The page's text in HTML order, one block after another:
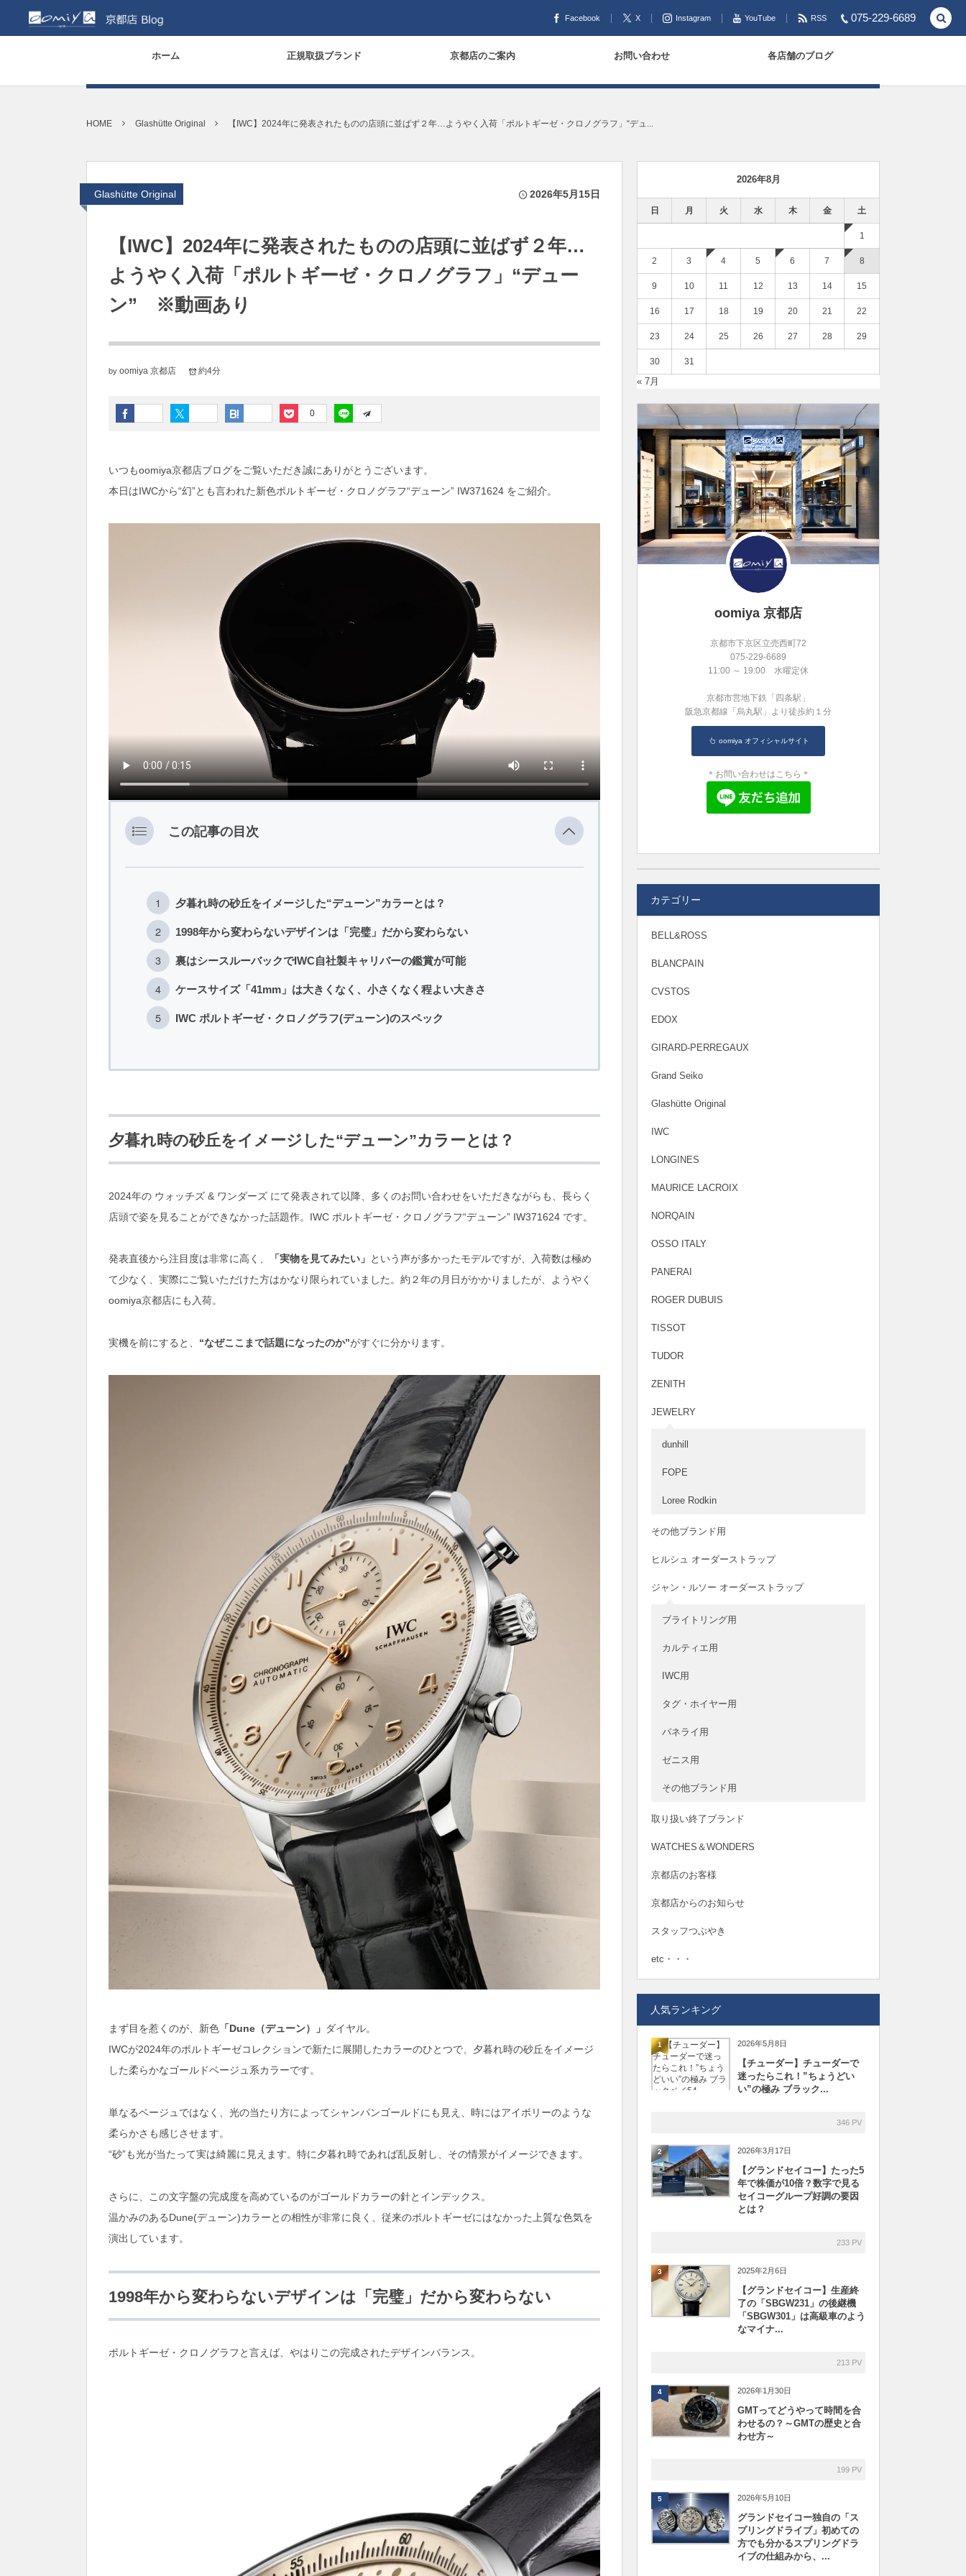
075-229-6689
Facebook X Instagram YouTube RSS
ホーム 正規取扱ブランド 京都店のご案内 お問い合わせ 各店舗のブログ
HOME Glashütte Original 【IWC】2024年に発表されたものの店頭に並ばず２年…ようやく入荷「ポルトギーゼ・クロノグラフ」“デュ...
Glashütte Original 2026年5月15日
【IWC】2024年に発表されたものの店頭に並ばず２年…
ようやく入荷「ポルトギーゼ・クロノグラフ」“デュー
ン” ※動画あり
by oomiya 京都店 約4分
0
いつもoomiya京都店ブログをご覧いただき誠にありがとうございます。
本日はIWCから“幻”とも言われた新色ポルトギーゼ・クロノグラフ“デューン” IW371624 をご紹介。
この記事の目次
夕暮れ時の砂丘をイメージした“デューン”カラーとは？
1998年から変わらないデザインは「完璧」だから変わらない
裏はシースルーバックでIWC自社製キャリバーの鑑賞が可能
ケースサイズ「41mm」は大きくなく、小さくなく程よい大きさ
IWC ポルトギーゼ・クロノグラフ(デューン)のスペック
夕暮れ時の砂丘をイメージした“デューン”カラーとは？
2024年の ウォッチズ & ワンダーズ にて発表されて以降、多くのお問い合わせをいただきながらも、長らく
店頭で姿を見ることができなかった話題作。IWC ポルトギーゼ・クロノグラフ“デューン” IW371624 です。
発表直後から注目度は非常に高く、 「実物を見てみたい」 という声が多かったモデルですが、入荷数は極め
て少なく、実際にご覧いただけた方はかなり限られていました。約２年の月日がかかりましたが、ようやく
oomiya京都店にも入荷。
実機を前にすると、 “なぜここまで話題になったのか”がすぐに分かります。
まず目を惹くのが、新色 「Dune（デューン）」 ダイヤル。
IWCが2024年のポルトギーゼコレクションで新たに展開したカラーのひとつで、夕暮れ時の砂丘をイメージ
した柔らかなゴールドベージュ系カラーです。
単なるベージュではなく、光の当たり方によってシャンパンゴールドにも見え、時にはアイボリーのような
柔らかさも感じさせます。
“砂”も光が当たって実は綺麗に見えます。特に夕暮れ時であれば乱反射し、その情景がイメージできます。
さらに、この文字盤の完成度を高めているのがゴールドカラーの針とインデックス。
温かみのあるDune(デューン)カラーとの相性が非常に良く、従来のポルトギーゼにはなかった上質な色気を
演出しています。
1998年から変わらないデザインは「完璧」だから変わらない
ポルトギーゼ・クロノグラフと言えば、やはりこの完成されたデザインバランス。
2026年8月
日 月 火 水 木 金 土
1
2 3 4 5 6 7 8
9 10 11 12 13 14 15
16 17 18 19 20 21 22
23 24 25 26 27 28 29
30 31
« 7月
oomiya 京都店
京都市下京区立売西町72
075-229-6689
11:00 ～ 19:00 水曜定休
京都市営地下鉄「四条駅」
阪急京都線「烏丸駅」より徒歩約１分
oomiya オフィシャルサイト
＊お問い合わせはこちら＊
カテゴリー
BELL&ROSS
BLANCPAIN
CVSTOS
EDOX
GIRARD-PERREGAUX
Grand Seiko
Glashütte Original
IWC
LONGINES
MAURICE LACROIX
NORQAIN
OSSO ITALY
PANERAI
ROGER DUBUIS
TISSOT
TUDOR
ZENITH
JEWELRY
dunhill
FOPE
Loree Rodkin
その他ブランド用
ヒルシュ オーダーストラップ
ジャン・ルソー オーダーストラップ
ブライトリング用
カルティエ用
IWC用
タグ・ホイヤー用
パネライ用
ゼニス用
その他ブランド用
取り扱い終了ブランド
WATCHES＆WONDERS
京都店のお客様
京都店からのお知らせ
スタッフつぶやき
etc・・・
人気ランキング
1 2026年5月8日
【チューダー】チューダーで
迷ったらこれ！”ちょうどい
い”の極み ブラック...
346 PV
2 2026年3月17日
【グランドセイコー】たった5
年で株価が10倍？数字で見る
セイコーグループ好調の要因
とは？
233 PV
3 2025年2月6日
【グランドセイコー】生産終
了の「SBGW231」の後継機
「SBGW301」は高級車のよう
なマイナ...
213 PV
4 2026年1月30日
GMTってどうやって時間を合
わせるの？～GMTの歴史と合
わせ方～
199 PV
5 2026年5月10日
グランドセイコー独自の「ス
プリングドライブ」初めての
方でも分かるスプリングドラ
イブの仕組みから、...